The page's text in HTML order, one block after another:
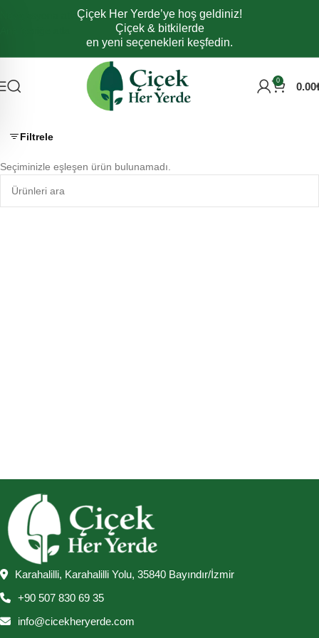
Navigasyona atlaÇiçek Her Yerde’ye hoş geldiniz!
Çiçek & bitkilerde
en yeni seçenekleri keşfedin.
0 0.00
Filtrele
Seçiminizle eşleşen ürün bulunamadı.
Karahalilli, Karahalilli Yolu, 35840 Bayındır/İzmir
+90 507 830 69 35
info@cicekheryerde.com